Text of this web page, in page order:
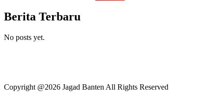
Berita Terbaru
No posts yet.
Copyright @2026 Jagad Banten All Rights Reserved